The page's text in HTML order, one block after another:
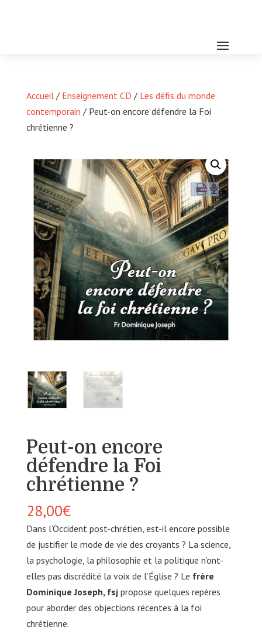
Accueil/ Enseignement CD / Les défis du monde
contemporain / Peut-on encore défendre la Foi
chrétienne ?
Peut-on encore
défendre la Foi
chrétienne ?
28,00€
Dans l’Occident post-chrétien, est-il encore possible
de justifier le mode de vie des croyants ? La science,
la psychologie, la philosophie et la politique n’ont-
elles pas discrédité la voix de l’Église ? Le frère
Dominique Joseph, fsjpropose quelques repères
pour aborder des objections récentes à la foi
chrétienne.